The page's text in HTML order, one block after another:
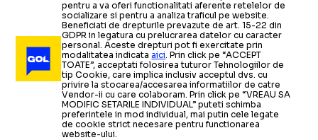
pentru a va oferi functionalitati aferente retelelor de
socializare si pentru a analiza traficul pe website.
Beneficiati de drepturile prevazute de art. 15-22 din
GDPR in legatura cu prelucrarea datelor cu caracter
personal. Aceste drepturi pot fi exercitate prin
modalitatea indicataaici. Prin click pe “ACCEPT
TOATE”, acceptati folosirea tuturor Tehnologiilor de
tip Cookie, care implica inclusiv acceptul dvs. cu
privire la stocarea/accesarea informatiilor de catre
Vendor-ii cu care colaboram. Prin click pe “VREAU SA
MODIFIC SETARILE INDIVIDUAL” puteti schimba
preferintele in mod individual, mai putin cele legate
de cookie strict necesare pentru functionarea
website-ului.